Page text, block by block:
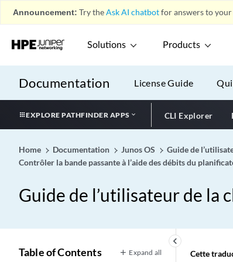
Announcement: Try theAsk AI chatbotfor answers to
Solutions Products
Documentation License Guide
EXPLORE PATHFINDER APPS CLI Explorer
Home Documentation Junos OS Guide de
Contrôler la bande passante à l’aide des débits du
Guide de l’utilisateur de la
keyboard_arrow_left
Table of Contents Expand all Cette